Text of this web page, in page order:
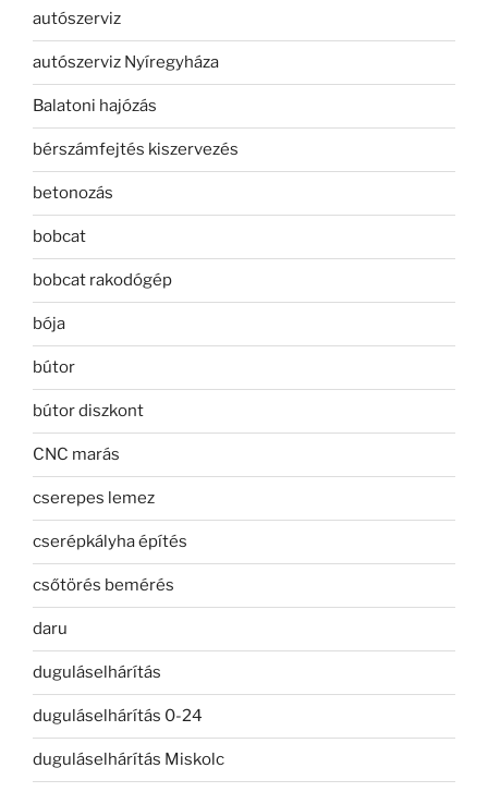
autószerviz
autószerviz Nyíregyháza
Balatoni hajózás
bérszámfejtés kiszervezés
betonozás
bobcat
bobcat rakodógép
bója
bútor
bútor diszkont
CNC marás
cserepes lemez
cserépkályha építés
csőtörés bemérés
daru
duguláselhárítás
duguláselhárítás 0-24
duguláselhárítás Miskolc